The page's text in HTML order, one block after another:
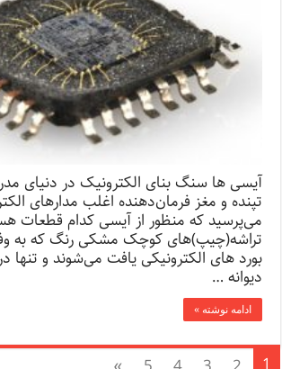
آیسی ها سنگ بنای الکترونیک در دنیای
تپنده و مغز فرمان‌دهنده اغلب مدارهای
می‌پرسید که منظور از آیسی کدام قطعات
تراشه(چیپ)‌های کوچک مشکی رنگ که به
بورد های الکترونیکی یافت می‌شوند و تنها
دیوانه …
ادامه نوشته »